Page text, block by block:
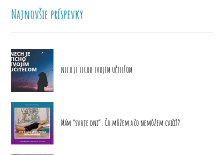
Najnovšie príspevky
NECH JE TICHO TVOJÍM UČITEĽOM...
Mám “svoje dni”. Čo môžem a čo nemôžem cvičiť?